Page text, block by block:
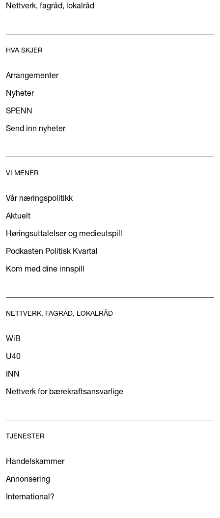
Nettverk, fagråd, lokalråd
HVA SKJER
Arrangementer
Nyheter
SPENN
Send inn nyheter
VI MENER
Vår næringspolitikk
Aktuelt
Høringsuttalelser og medieutspill
Podkasten Politisk Kvartal
Kom med dine innspill
NETTVERK, FAGRÅD, LOKALRÅD
WiB
U40
INN
Nettverk for bærekraftsansvarlige
TJENESTER
Handelskammer
Annonsering
International?